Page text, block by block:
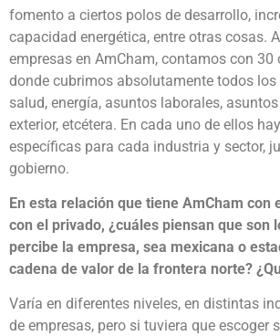
fomento a ciertos polos de desarrollo,
capacidad energética, entre otras cosas.
empresas en AmCham, contamos con 30
donde cubrimos absolutamente todos los
salud, energía, asuntos laborales,
exterior, etcétera. En cada uno de ellos
específicas para cada industria y sector,
gobierno.
En esta relación que tiene AmCham con
con el privado, ¿cuáles piensan que son
percibe la empresa, sea mexicana o
cadena de valor de la frontera norte?
Varía en diferentes niveles, en distintas
de empresas, pero si tuviera que escoger